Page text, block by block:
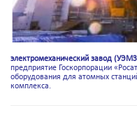
электромеханический завод
предприятие Госкорпорации
оборудования для атомных
комплекса.